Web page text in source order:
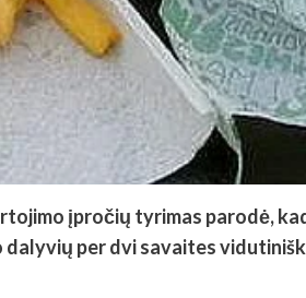
įpročių tyrimas parodė,
per dvi savaites